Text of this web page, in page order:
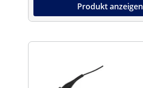
Produkt anzeigen